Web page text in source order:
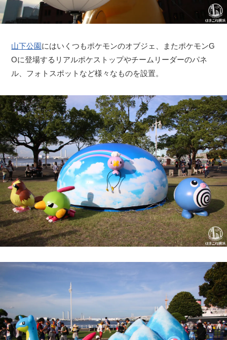
山下公園にはいくつもポケモンのオブジェ、またポケモンG
Oに登場するリアルポケストップやチームリーダーのパネ
ル、フォトスポットなど様々なものを設置。